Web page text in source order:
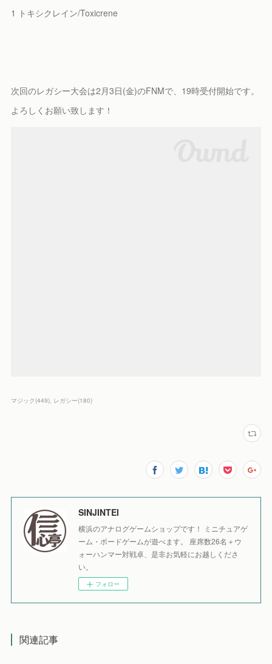
1 トキシクレイン/Toxicrene
次回のレガシー大会は2月3日(金)のFNMで、19時受付開始です。
よろしくお願い致します！
マジック (449) レガシー(180)
SINJINTEI
横浜のアナログゲームショップです！ ミニチュアゲ
ーム・ボードゲームが遊べます。 座席数26名＋ウ
ォーハンマー対戦卓、是非お気軽にお越しくださ
い。
フォロー
関連記事